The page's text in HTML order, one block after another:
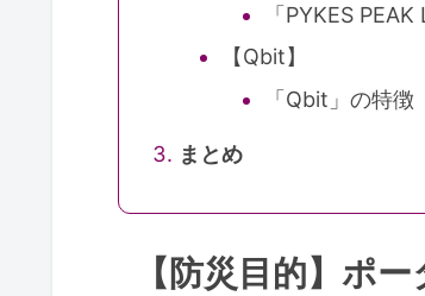
「PYKES
【Qbit】
「Qbit」の特徴
まとめ
【防災目的】ポ